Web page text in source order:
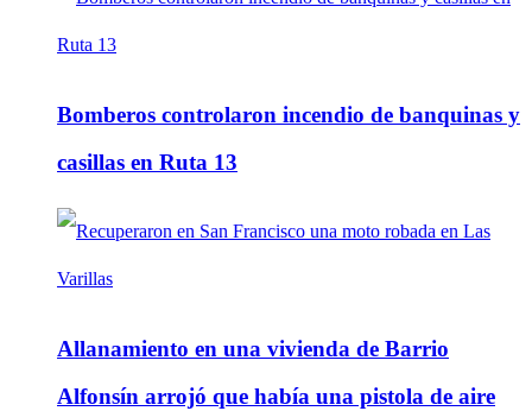
Bomberos controlaron incendio de banquinas y
casillas en Ruta 13
Allanamiento en una vivienda de Barrio
Alfonsín arrojó que había una pistola de aire